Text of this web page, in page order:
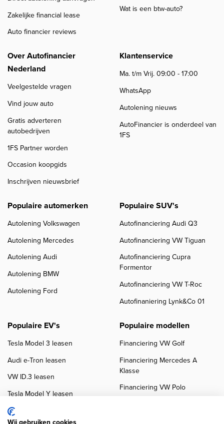
Zakelijke financial lease
Auto financier reviews
Wat is een btw-auto?
Over Autofinancier
Nederland
Veelgestelde vragen
Vind jouw auto
Gratis adverteren
autobedrijven
1FS Partner worden
Occasion koopgids
Inschrijven nieuwsbrief
Klantenservice
Ma. t/m Vrij. 09:00 - 17:00
WhatsApp
Autolening nieuws
AutoFinancier is onderdeel van
1FS
Populaire automerken
Autolening Volkswagen
Autolening Mercedes
Autolening Audi
Autolening BMW
Autolening Ford
Populaire SUV's
Autofinanciering Audi Q3
Autofinanciering VW Tiguan
Autofinanciering Cupra
Formentor
Autofinanciering VW T-Roc
Autofinaniering Lynk&Co 01
Populaire EV's
Tesla Model 3 leasen
Audi e-Tron leasen
VW ID.3 leasen
Tesla Model Y leasen
VW ID.4 leasen
Populaire modellen
Financiering VW Golf
Financiering Mercedes A
Klasse
Financiering VW Polo
Wij gebruiken cookies